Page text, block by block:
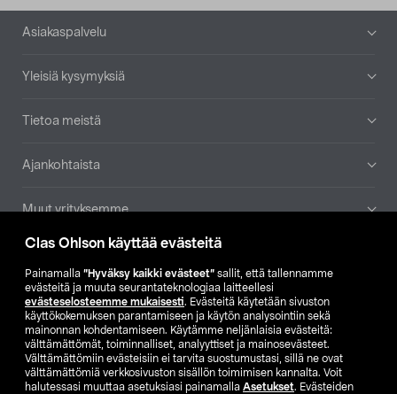
Clas Ohlson käyttää evästeitä
Painamalla ”Hyväksy kaikki evästeet” sallit, että tallennamme
evästeitä ja muuta seurantateknologiaa laitteellesi
evästeselosteemme mukaisesti. Evästeitä käytetään sivuston
käyttökokemuksen parantamiseen ja käytön analysointiin sekä
mainonnan kohdentamiseen. Käytämme neljänlaisia evästeitä:
välttämättömät, toiminnalliset, analyyttiset ja mainosevästeet.
Välttämättömiin evästeisiin ei tarvita suostumustasi, sillä ne ovat
välttämättömiä verkkosivuston sisällön toimimisen kannalta. Voit
halutessasi muuttaa asetuksiasi painamalla Asetukset. Evästeiden
Alatunniste
Asiakaspalvelu
Yleisiä kysymyksiä
Tietoa meistä
Ajankohtaista
Muut yrityksemme
Etsi myymälä
SE NO FI
FI SV